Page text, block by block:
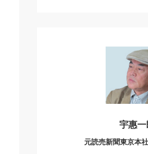
宇惠一
元読売新聞東京本